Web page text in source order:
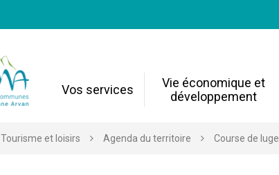
Vos services
Vie économique et
développement
Tourisme et loisirs Agenda du territoire Course de luge